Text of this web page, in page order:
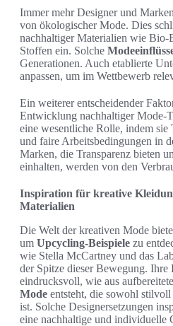
Immer mehr Designer und
von ökologischer Mode. Dies
nachhaltiger Materialien wie Bio-
Stoffen ein. Solche
Generationen. Auch etablierte
anpassen, um im Wettbewerb
Ein weiterer entscheidender
Entwicklung nachhaltiger Mode-
eine wesentliche Rolle, indem
und faire Arbeitsbedingungen in
Marken, die Transparenz bieten
einhalten, werden von den
Inspiration für kreative
Materialien
Die Welt der kreativen Mode
um Upcycling-Beispiele zu
wie Stella McCartney und das
der Spitze dieser Bewegung.
eindrucksvoll, wie aus
Mode entsteht, die sowohl
ist. Solche Designersetzungen
eine nachhaltige und individuelle